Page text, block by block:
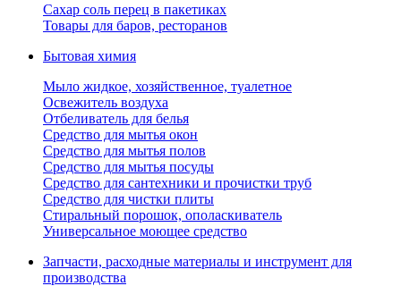
Сахар соль перец в пакетиках
Товары для баров, ресторанов
Бытовая химия
Мыло жидкое, хозяйственное, туалетное
Освежитель воздуха
Отбеливатель для белья
Средство для мытья окон
Средство для мытья полов
Средство для мытья посуды
Средство для сантехники и прочистки труб
Средство для чистки плиты
Стиральный порошок, ополаскиватель
Универсальное моющее средство
Запчасти, расходные материалы и инструмент для
производства